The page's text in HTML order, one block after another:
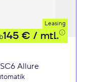
Leasing
145 € / mtl.
Allure